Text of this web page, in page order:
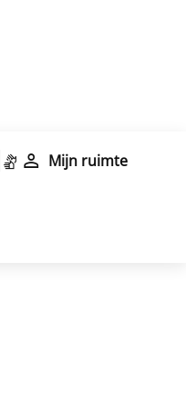
Mijn ruimte